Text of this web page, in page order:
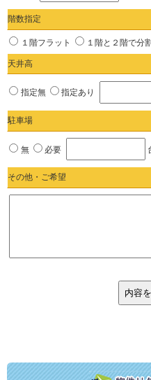
階数指定
１階フラット １階と２階で分
天井高
指定無 指定あり
駐車場
無 必要
その他・ご希望